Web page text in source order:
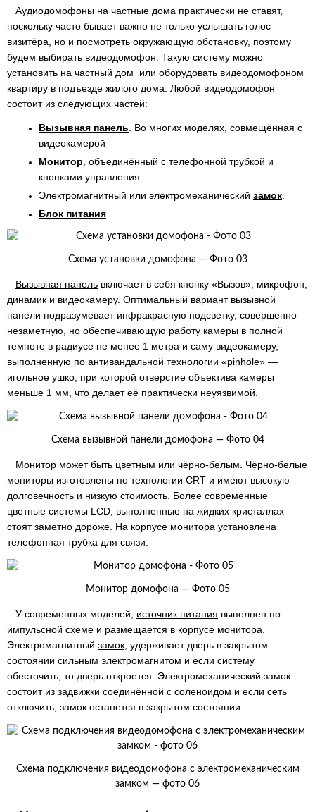
Аудиодомофоны на частные дома практически не ставят,
поскольку часто бывает важно не только услышать голос
визитёра, но и посмотреть окружающую обстановку, поэтому
будем выбирать видеодомофон. Такую систему можно
установить на частный дом или оборудовать видеодомофоном
квартиру в подъезде жилого дома. Любой видеодомофон
состоит из следующих частей:
Вызывная панель . Во многих моделях, совмещённая с
видеокамерой
Монитор , объединённый с телефонной трубкой и
кнопками управления
Электромагнитный или электромеханический замок
Блок питания
Схема установки домофона — Фото 03
Вызывная панель включает в себя кнопку «Вызов», микрофон,
динамик и видеокамеру. Оптимальный вариант вызывной
панели подразумевает инфракрасную подсветку, совершенно
незаметную, но обеспечивающую работу камеры в полной
темноте в радиусе не менее 1 метра и саму видеокамеру,
выполненную по антивандальной технологии «pinhole» —
игольное ушко, при которой отверстие объектива камеры
меньше 1 мм, что делает её практически неуязвимой.
Схема вызывной панели домофона — Фото 04
Монитор может быть цветным или чёрно-белым. Чёрно-белые
мониторы изготовлены по технологии CRT и имеют высокую
долговечность и низкую стоимость. Более современные
цветные системы LCD, выполненные на жидких кристаллах
стоят заметно дороже. На корпусе монитора установлена
телефонная трубка для связи.
Монитор домофона — Фото 05
У современных моделей, источник питания выполнен по
импульсной схеме и размещается в корпусе монитора.
Электромагнитный замок , удерживает дверь в закрытом
состоянии сильным электромагнитом и если систему
обесточить, то дверь откроется. Электромеханический замок
состоит из задвижки соединённой с соленоидом и если сеть
отключить, замок останется в закрытом состоянии.
Схема подключения видеодомофона с электромеханическим
замком — фото 06